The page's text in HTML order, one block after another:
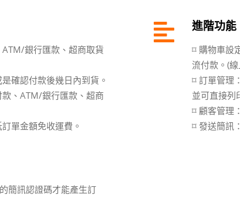
銀行匯款、超商取貨
確認付款後幾日內到貨。
、ATM/銀行匯款、超商
單金額免收運費。
進階功能
⌑ 購物車設
流付款。(
⌑ 訂單管理
並可直接列
⌑ 顧客管理
⌑ 發送簡訊
簡訊認證碼才能產生訂